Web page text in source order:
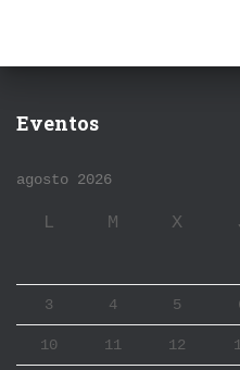
Eventos
agosto 2026
L M X
3 4 5
10 11 12